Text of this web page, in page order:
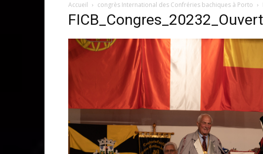
Accueil congrès International des Confréries bachiques à Porto